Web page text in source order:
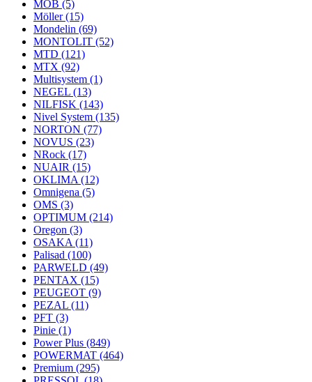
MOB (5)
Möller(15)
Mondelin (69)
MONTOLIT (52)
MTD (121)
MTX (92)
Multisystem (1)
NEGEL (13)
NILFISK (143)
Nivel System (135)
NORTON (77)
NOVUS (23)
NRock (17)
NUAIR (15)
OKLIMA (12)
Omnigena (5)
OMS (3)
OPTIMUM (214)
Oregon (3)
OSAKA (11)
Palisad (100)
PARWELD (49)
PENTAX (15)
PEUGEOT (9)
PEZAL (11)
PFT (3)
Pinie (1)
Power Plus (849)
POWERMAT (464)
Premium (295)